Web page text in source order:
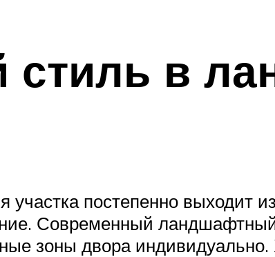
в
участка постепенно выходит
Современный
зоны двора индивидуально.